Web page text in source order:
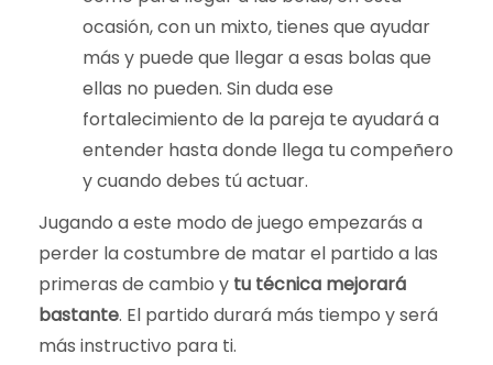
ocasión, con un mixto, tienes que ayudar
más y puede que llegar a esas bolas que
ellas no pueden. Sin duda ese
fortalecimiento de la pareja te ayudará a
entender hasta donde llega tu compeñero
y cuando debes tú actuar.
Jugando a este modo de juego empezarás a
perder la costumbre de matar el partido a las
primeras de cambio y tu técnica mejorará
bastante. El partido durará más tiempo y será
más instructivo para ti.